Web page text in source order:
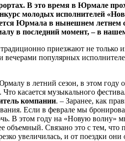
В это время в Юрмале
молодых исполнителей
Юрмала в нынешнем летнем
в последний момент, – в
приезжают не только
вечерами популярных
в летний сезон, в этом
касается музыкального
компании. – Заранее, как
Если в феврале мы
В этом году на «Новую волну»
Связано это с тем,
увеличилась, и от поездки они